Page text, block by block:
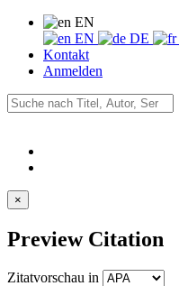
EN
EN
DE
Kontakt
Anmelden
×
Preview Citation
Zitatvorschau in